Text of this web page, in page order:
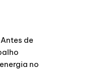
Antes de
no